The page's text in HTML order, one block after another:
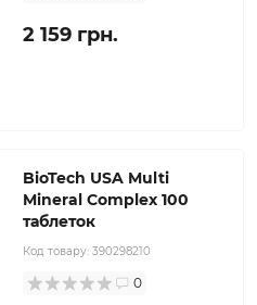
2 159 грн.
BioTech USA Multi
Mineral Complex 100
таблеток
Код товару: 390298210
0